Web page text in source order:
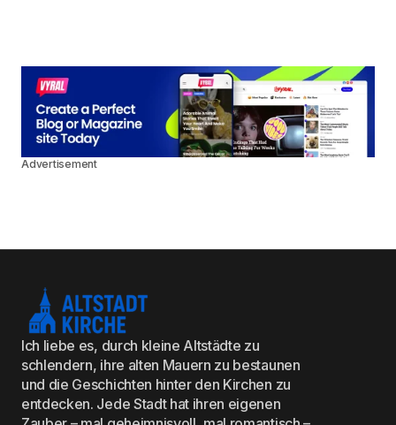
Advertisement
Ich liebe es, durch kleine Altstädte zu
schlendern, ihre alten Mauern zu bestaunen
und die Geschichten hinter den Kirchen zu
entdecken. Jede Stadt hat ihren eigenen